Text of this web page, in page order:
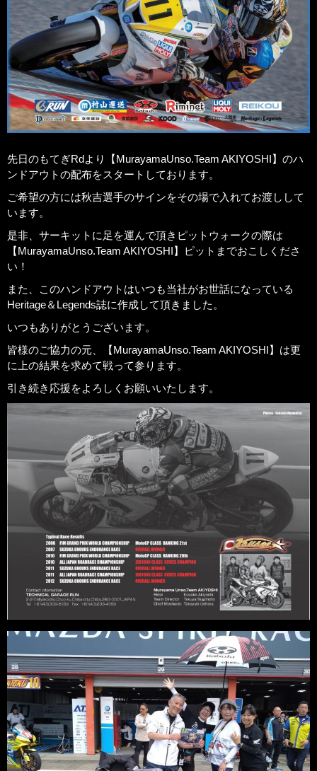
先日のもてぎRdより【MurayamaUnso.Team AKIYOSHI】のハ
ンドアウトの配布をスタートしております。
ご希望の方には秋吉選手のサインをその場で入れてお渡しして
います。
是非、サーキットに足を運んで頂きピットウォークの際は
【MurayamaUnso.Team AKIYOSHI】ピットまでおこしくださ
い！
また、このハンドアウトはいつも当社がお世話になっている
Heritage＆Legends誌に作成して頂きました。
いつもありがとうございます。
皆様のご協力の元、【MurayamaUnso.Team AKIYOSHI】は更
に上の結果を求めて戦って参ります。
引き続き応援をよろしくお願いいたします。